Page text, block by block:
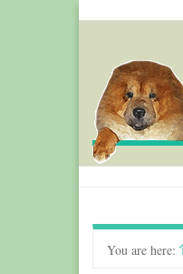
You are here: